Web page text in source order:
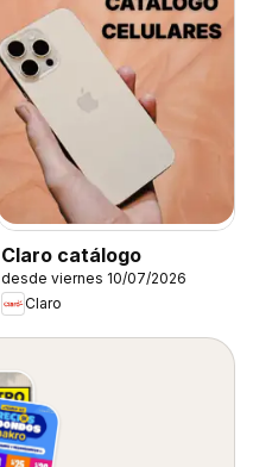
Claro catálogo
desde viernes 10/07/2026
Claro